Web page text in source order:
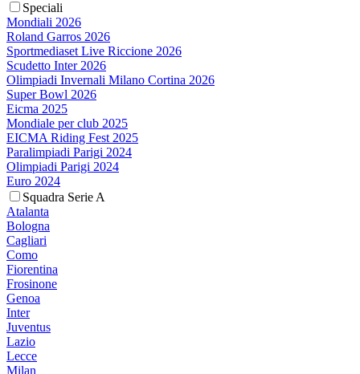
Speciali
Mondiali 2026
Roland Garros 2026
Sportmediaset Live Riccione 2026
Scudetto Inter 2026
Olimpiadi Invernali Milano Cortina 2026
Super Bowl 2026
Eicma 2025
Mondiale per club 2025
EICMA Riding Fest 2025
Paralimpiadi Parigi 2024
Olimpiadi Parigi 2024
Euro 2024
Squadra Serie A
Atalanta
Bologna
Cagliari
Como
Fiorentina
Frosinone
Genoa
Inter
Juventus
Lazio
Lecce
Milan